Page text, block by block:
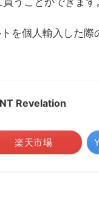
を個人輸入した際
Revelation
楽天市場